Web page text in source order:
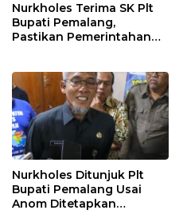
Nurkholes Terima SK Plt
Bupati Pemalang,
Pastikan Pemerintahan
Nurkholes Ditunjuk Plt
Bupati Pemalang Usai
Anom Ditetapkan